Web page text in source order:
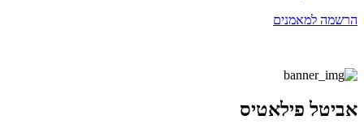
הרשמה למאמנים
אביטל פילאטיס